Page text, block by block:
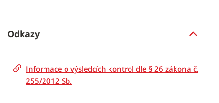
Odkazy
Informace o výsledcích kontrol dle § 26 zákona č.
255/2012 Sb.